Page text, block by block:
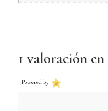
1 valoración en
Powered by